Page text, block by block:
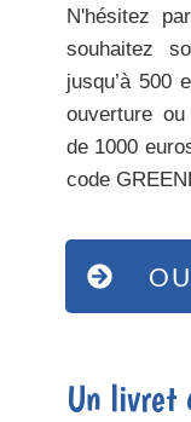
N'hésitez
souhaitez
jusqu’à 500
ouverture
de 1000
code
Un livret